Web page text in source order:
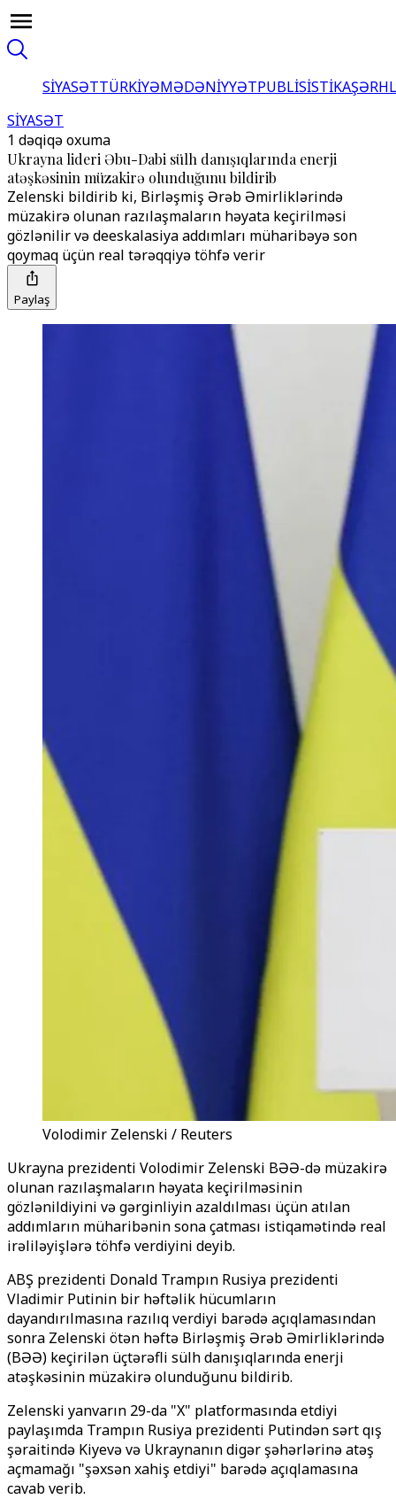
SİYASƏTTÜRKİYƏMƏDƏNİYYƏTPUBLİSİSTİKA
SİYASƏT
1 dəqiqə oxuma
Ukrayna lideri Əbu-Dabi sülh danışıqlarında enerji
atəşkəsinin müzakirə olunduğunu bildirib
Zelenski bildirib ki, Birləşmiş Ərəb Əmirliklərində
müzakirə olunan razılaşmaların həyata keçirilməsi
gözlənilir və deeskalasiya addımları müharibəyə son
qoymaq üçün real tərəqqiyə töhfə verir
Paylaş
Volodimir Zelenski / Reuters
Ukrayna prezidenti Volodimir Zelenski BƏƏ-də müzakirə
olunan razılaşmaların həyata keçirilməsinin
gözlənildiyini və gərginliyin azaldılması üçün atılan
addımların müharibənin sona çatması istiqamətində real
irəliləyişlərə töhfə verdiyini deyib.
ABŞ prezidenti Donald Trampın Rusiya prezidenti
Vladimir Putinin bir həftəlik hücumların
dayandırılmasına razılıq verdiyi barədə açıqlamasından
sonra Zelenski ötən həftə Birləşmiş Ərəb Əmirliklərində
(BƏƏ) keçirilən üçtərəfli sülh danışıqlarında enerji
atəşkəsinin müzakirə olunduğunu bildirib.
Zelenski yanvarın 29-da "X" platformasında etdiyi
paylaşımda Trampın Rusiya prezidenti Putindən sərt qış
şəraitində Kiyevə və Ukraynanın digər şəhərlərinə atəş
açmamağı "şəxsən xahiş etdiyi" barədə açıqlamasına
cavab verib.